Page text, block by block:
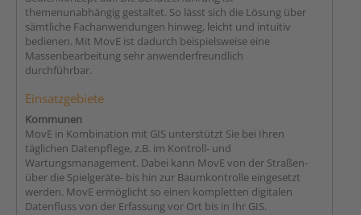
themenunabhängig gestaltet. So lässt sich die Lösung über
sämtliche Fachanwendungen hinweg, leicht und intuitiv
bedienen. Mit MovE ist dadurch beispielsweise eine
Massenbearbeitung sehr anwenderfreundlich
durchführbar.
Einsatzgebiete
Kommunen
MovE in Kombination mit GIS unterstützt Sie bei Ihren
täglichen Datenpflege, z.B. im Kontroll- und
Wartungsmanagement. Dabei kann MovE von der Straßen-
über die Spielgeräte- bis hin zur Baumkontrolle eingesetzt
werden. MovE ermöglicht so einen kompletten digitalen
Datenfluss von der Erfassung vor Ort bis in Ihr GIS.